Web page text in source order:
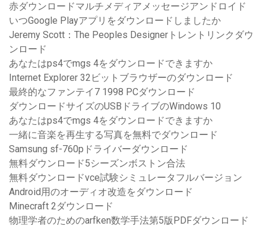
赤ダウンロードマルチメディアメッセージアンドロイド
いつGoogle Playアプリをダウンロードしましたか
Jeremy Scott：The Peoples Designerトレントリンクダウ
ンロード
あなたはps4でmgs 4をダウンロードできますか
Internet Explorer 32ビットブラウザーのダウンロード
最終的なファンテイ7 1998 PCダウンロード
ダウンロードサイズのUSBドライブのWindows 10
あなたはps4でmgs 4をダウンロードできますか
一緒に音楽を再生する写真を無料でダウンロード
Samsung sf-760pドライバーダウンロード
無料ダウンロード5シーズンボストン合法
無料ダウンロードvce試験シミュレータフルバージョン
Android用のオーディオ改造をダウンロード
Minecraft 2ダウンロード
物理学者のためのarfken数学手法第5版PDFダウンロード